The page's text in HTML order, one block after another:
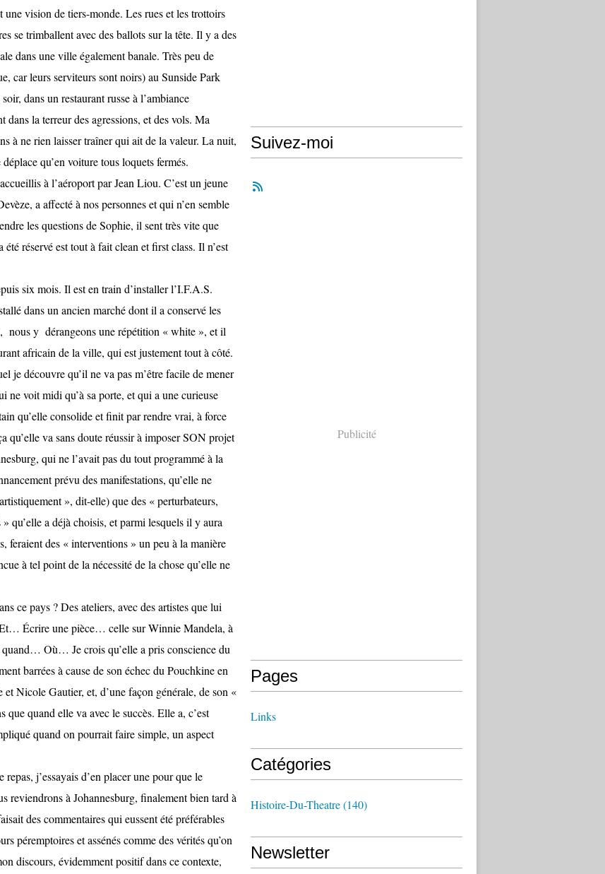
vision de tiers-monde. Les rues et les trottoirs
se trimballent avec des ballots sur la tête. Il y a des
dans une ville également banale. Très peu de
car leurs serviteurs sont noirs) au Sunside Park
dans un restaurant russe à l’ambiance
la terreur des agressions, et des vols. Ma
à ne rien laisser traîner qui ait de la valeur. La nuit,
qu’en voiture tous loquets fermés.
à l’aéroport par Jean Liou. C’est un jeune
a affecté à nos personnes et qui n’en semble
les questions de Sophie, il sent très vite que
réservé est tout à fait clean et first class. Il n’est
six mois. Il est en train d’installer l’I.F.A.S.
dans un ancien marché dont il a conservé les
nous y dérangeons une répétition « white », et il
africain de la ville, qui est justement tout à côté.
je découvre qu’il ne va pas m’être facile de mener
ne voit midi qu’à sa porte, et qui a une curieuse
qu’elle consolide et finit par rendre vrai, à force
qu’elle va sans doute réussir à imposer SON projet
qui ne l’avait pas du tout programmé à la
prévu des manifestations, qu’elle ne
», dit-elle) que des « perturbateurs,
qu’elle a déjà choisis, et parmi lesquels il y aura
feraient des « interventions » un peu à la manière
à tel point de la nécessité de la chose qu’elle ne
ce pays ? Des ateliers, avec des artistes que lui
Écrire une pièce… celle sur Winnie Mandela, à
Où… Je crois qu’elle a pris conscience du
barrées à cause de son échec du Pouchkine en
Nicole Gautier, et, d’une façon générale, de son «
que quand elle va avec le succès. Elle a, c’est
quand on pourrait faire simple, un aspect
j’essayais d’en placer une pour que le
reviendrons à Johannesburg, finalement bien tard à
des commentaires qui eussent été préférables
péremptoires et assénés comme des vérités qu’on
discours, évidemment positif dans ce contexte,
Suivez-moi
Publicité
Pages
Links
Catégories
Histoire-Du-Theatre(140)
Newsletter